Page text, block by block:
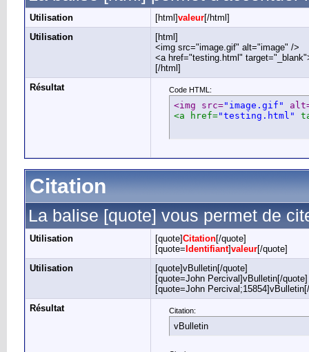
Utilisation [html]valeur[/html]
Utilisation
[html]
<img src="image.gif" alt="image" />
<a href="testing.html"
[/html]
Résultat
Code HTML:
<img src="image.gif"
<a href="testing.html"
Citation
La balise [quote] vous permet de
Utilisation [quote]Citation[/quote]
[quote= Identifiant]valeur[/quote]
Utilisation
[quote]vBulletin[/quote]
[quote=John Percival]vBulletin[/quote]
[quote=John
Résultat
Citation:
vBulletin